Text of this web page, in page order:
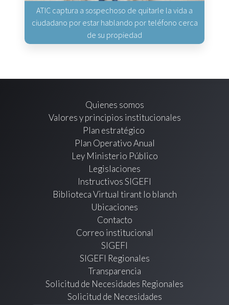
ATIC captura a sospechoso de quitarle la vida a
ciudadano por estar hablando por teléfono cerca
de su propiedad
Quienes somos
Valores y principios institucionales
Plan estratégico
Plan Operativo Anual
Ley Ministerio Público
Legislaciones
Instructivos SIGEFI
Biblioteca Virtual tirant lo blanch
Ubicaciones
Contacto
Correo institucional
SIGEFI
SIGEFI Regionales
Transparencia
Solicitud de Necesidades Regionales
Solicitud de Necesidades